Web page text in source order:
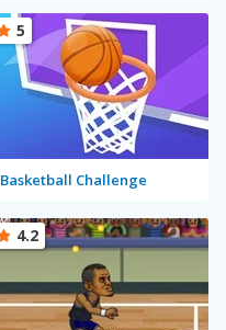
Basketball Challenge
5
4.2